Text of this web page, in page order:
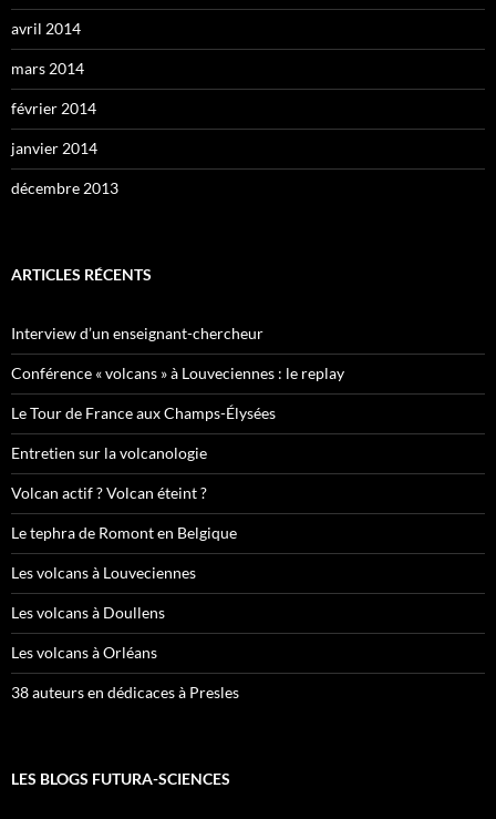
avril 2014
mars 2014
février 2014
janvier 2014
décembre 2013
ARTICLES RÉCENTS
Interview d’un enseignant-chercheur
Conférence « volcans » à Louveciennes : le replay
Le Tour de France aux Champs-Élysées
Entretien sur la volcanologie
Volcan actif ? Volcan éteint ?
Le tephra de Romont en Belgique
Les volcans à Louveciennes
Les volcans à Doullens
Les volcans à Orléans
38 auteurs en dédicaces à Presles
LES BLOGS FUTURA-SCIENCES